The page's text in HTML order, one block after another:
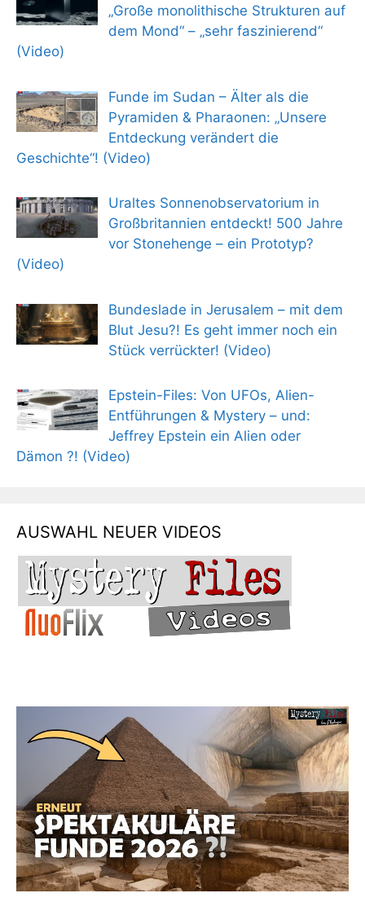
„Große monolithische Strukturen auf
dem Mond“ – „sehr faszinierend“
(Video)
Funde im Sudan – Älter als die
Pyramiden & Pharaonen: „Unsere
Entdeckung verändert die
Geschichte“! (Video)
Uraltes Sonnenobservatorium in
Großbritannien entdeckt! 500 Jahre
vor Stonehenge – ein Prototyp?
(Video)
Bundeslade in Jerusalem – mit dem
Blut Jesu?! Es geht immer noch ein
Stück verrückter! (Video)
Epstein-Files: Von UFOs, Alien-
Entführungen & Mystery – und:
Jeffrey Epstein ein Alien oder
Dämon ?! (Video)
AUSWAHL NEUER VIDEOS